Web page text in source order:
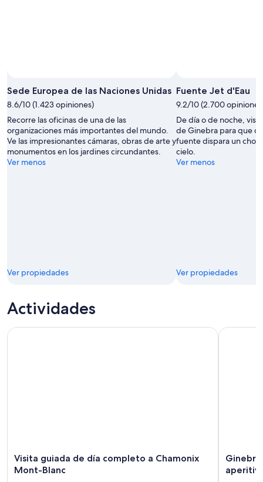
Sede Europea de las Naciones Unidas
8.6/10 (1.423 opiniones)
Recorre las oficinas de una de las
organizaciones más importantes del mundo.
Ve las impresionantes cámaras, obras de arte y
monumentos en los jardines circundantes.
Ver menos
Ver propiedades
Fuente Jet d'Eau
9.2/10 (2.700
De día o de noche,
de Ginebra para que
fuente dispara un
cielo.
Ver menos
Ver propiedades
Actividades
Visita guiada de día completo a Chamonix
Mont-Blanc
Visita guiada de día completo a Chamonix Mont-BlancGinebra: